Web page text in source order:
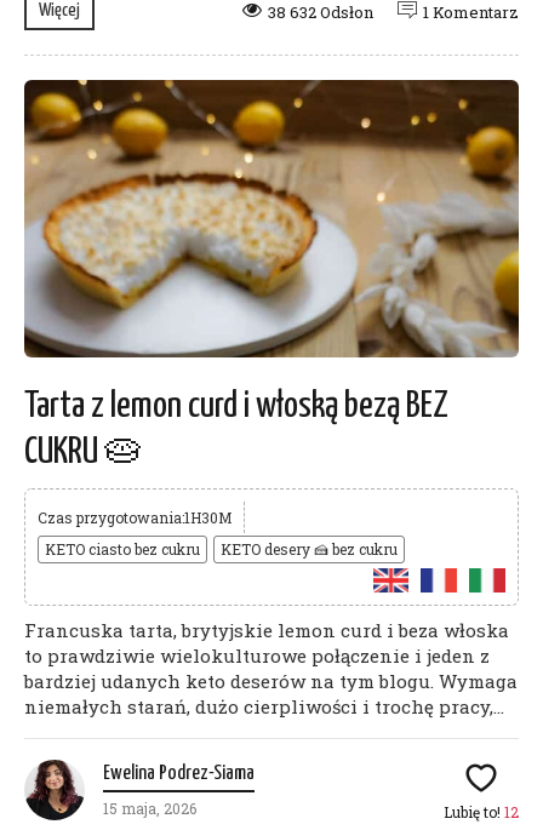
Więcej 1 Komentarz
38 632 Odsłon
Tarta z lemon curd i włoską bezą BEZ
CUKRU 🥧
Czas przygotowania:1H30M
KETO ciasto bez cukru
KETO desery 🍰 bez cukru
Francuska tarta, brytyjskie lemon curd i beza włoska
to prawdziwie wielokulturowe połączenie i jeden z
bardziej udanych keto deserów na tym blogu. Wymaga
niemałych starań, dużo cierpliwości i trochę pracy,...
Ewelina Podrez-Siama
15 maja, 2026 Lubię to! 12